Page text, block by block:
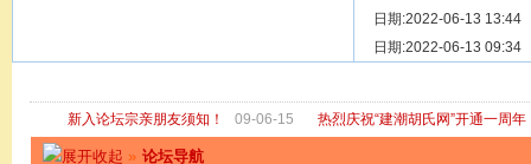
[ 庙堂宗祠 ] 京华胡氏二
日期:2022-06-13 13:44
[ 庙堂宗祠 ] 祖祠、家庙
日期:2022-06-13 09:34
新入论坛宗亲朋友须知！ 09-06-15 热烈庆祝“建潮胡氏网”开通一周年
» 论坛导航